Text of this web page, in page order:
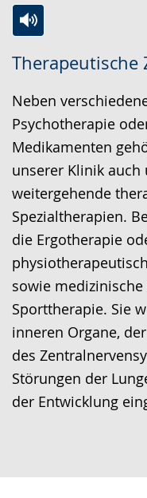
Therapeutische
Leichten
Sprache
wechseln.
Audio-
Unterstützung.
Video
in
Deutscher
Gebärdensprache
angezeigt.
Neben
Psychotherapie
Medikamenten
unserer Klinik
weitergehende
Spezialtherapien.
die Ergotherapie
sowie
Sporttherapie. Sie
inneren Organe,
des
Störungen der
der Entwicklung